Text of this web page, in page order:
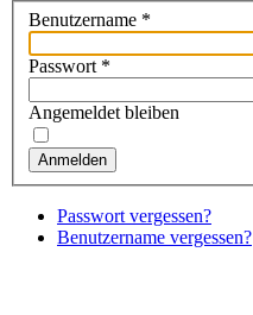
Benutzername *
Passwort *
Angemeldet bleiben
Anmelden
Passwort vergessen?
Benutzername vergessen?